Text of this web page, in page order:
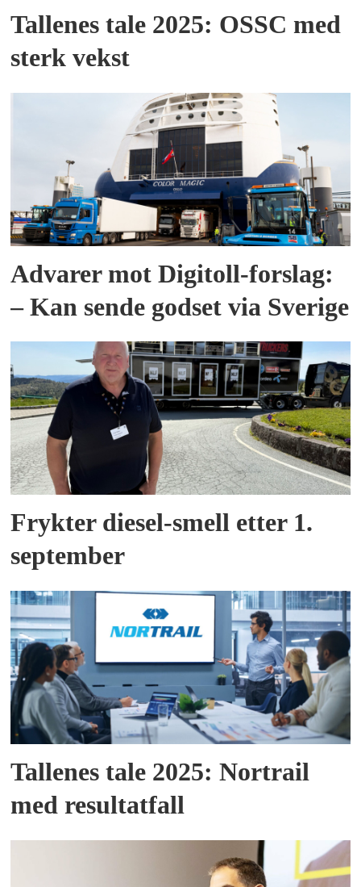
Tallenes tale 2025: OSSC med
sterk vekst
Advarer mot Digitoll-forslag:
– Kan sende godset via Sverige
Frykter diesel-smell etter 1.
september
Tallenes tale 2025: Nortrail
med resultatfall